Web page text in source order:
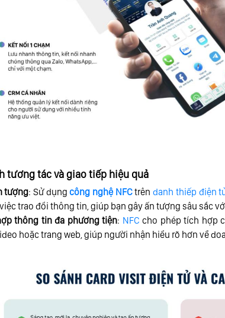
tương tác và giao tiếp hiệu quả
tượng: Sử dụngcông nghệ NFCtrêndanh thiếp điện
trao đổi thông tin, giúp bạn gây ấn tượng sâu sắc
thông tin đa phương tiện: NFC cho phép tích hợp
hoặc trang web, giúp người nhận hiểu rõ hơn về